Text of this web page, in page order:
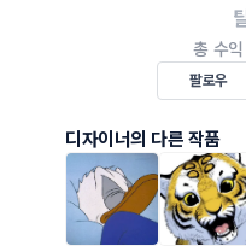
총 수익
팔로우
디자이너의 다른 작품